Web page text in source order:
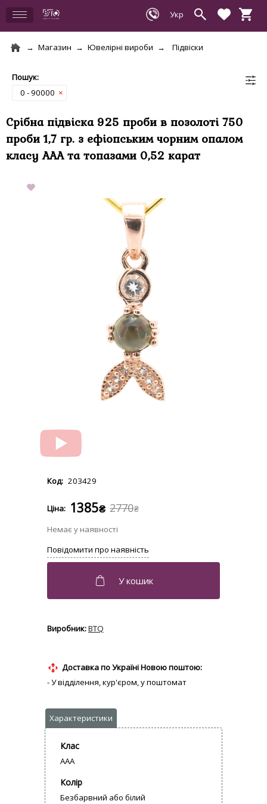
Магазин Ювелірні вироби Підвіски
0 - 90000 ×
Срібна підвіска 925 проби в позолоті 750
проби 1,7 гр. з ефіопським чорним опалом
класу AAA та топазами 0,52 карат
203429
2770₴
1385₴
BTQ
Доставка по Україні Новою поштою:
- У відділення, кур'єром, у поштомат
Клас
AAA
Колір
Безбарвний або білий